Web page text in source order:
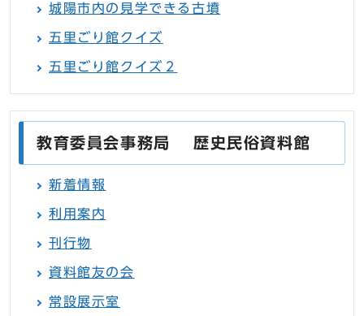
城陽市内の見学できる古墳
五里ごり館クイズ
五里ごり館クイズ２
教育委員会事務局 歴史民俗資料館
新着情報
利用案内
刊行物
資料館友の会
常設展示室